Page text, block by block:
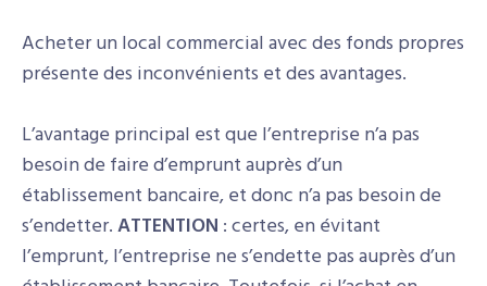
Acheter un local commercial avec des fonds propres
présente des inconvénients et des avantages.
L’avantage principal est que l’entreprise n’a pas
besoin de faire d’emprunt auprès d’un
établissement bancaire, et donc n’a pas besoin de
s’endetter.ATTENTION : certes, en évitant
l’emprunt, l’entreprise ne s’endette pas auprès d’un